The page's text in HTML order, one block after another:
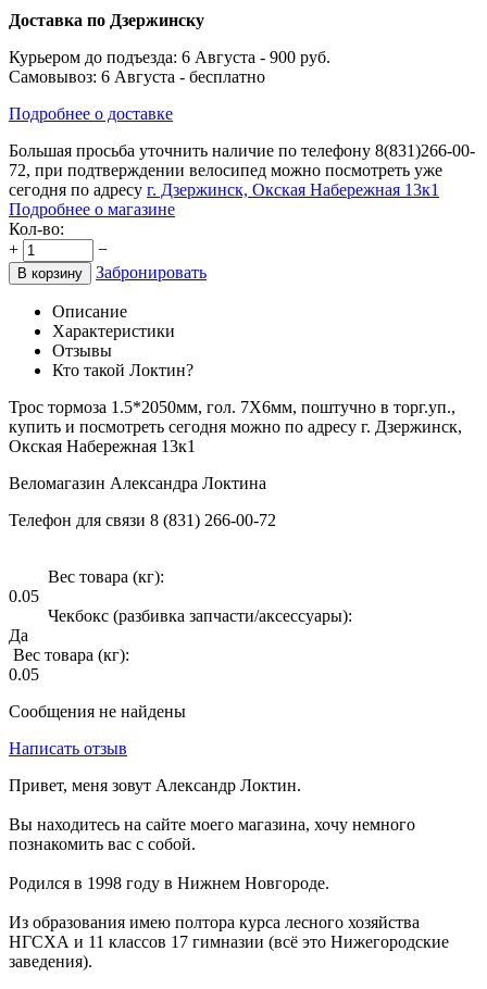
Доставка по Дзержинску
Курьером до подъезда: 6 Августа - 900 руб.
Самовывоз: 6 Августа - бесплатно
Подробнее о доставке
Большая просьба уточнить наличие по телефону 8(831)266-00-
72, при подтверждении велосипед можно посмотреть уже
сегодня по адресу г. Дзержинск, Окская Набережная 13к1
Подробнее о магазине
Кол-во:
+
−
В корзину Забронировать
Описание
Характеристики
Отзывы
Кто такой Локтин?
Трос тормоза 1.5*2050мм, гол. 7X6мм, поштучно в торг.уп.,
купить и посмотреть сегодня можно по адресу г. Дзержинск,
Окская Набережная 13к1
Веломагазин Александра Локтина
Телефон для связи 8 (831) 266-00-72
Вес товара (кг):
0.05
Чекбокс (разбивка запчасти/аксессуары):
Да
Вес товара (кг):
0.05
Сообщения не найдены
Написать отзыв
Привет, меня зовут Александр Локтин.
Вы находитесь на сайте моего магазина, хочу немного
познакомить вас с собой.
Родился в 1998 году в Нижнем Новгороде.
Из образования имею полтора курса лесного хозяйства
НГСХА и 11 классов 17 гимназии (всё это Нижегородские
заведения).